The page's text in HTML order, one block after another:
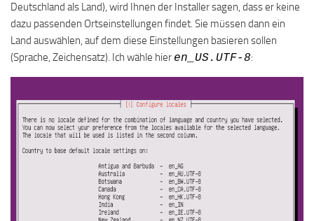
Deutschland als Land), wird Ihnen der Installer sagen, dass er keine
dazu passenden Ortseinstellungen findet. Sie müssen dann ein
Land auswählen, auf dem diese Einstellungen basieren sollen
(Sprache, Zeichensatz). Ich wähle hier en_US.UTF-8: